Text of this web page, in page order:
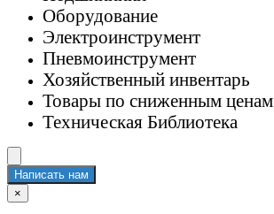
Оборудование
Электроинструмент
Пневмоинструмент
Хозяйственный инвентарь
Товары по сниженным ценам
Техническая Библиотека
Написать нам
×